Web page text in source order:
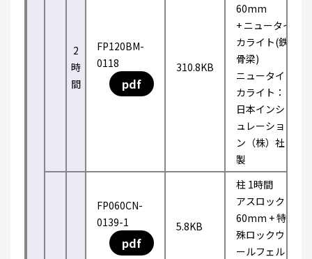
2
時
間
FP120BM-
0118
pdf
310.8KB
60mm
+ ニュータイ
カライト(鉄
骨梁)
ニュータイ
カライト：
日本インシ
ュレーショ
ン（株）社
製
FP060CN-
0139-1
pdf
5.8KB
柱 1時間
アスロック
60mm + 特
殊ロックウ
ールフェル